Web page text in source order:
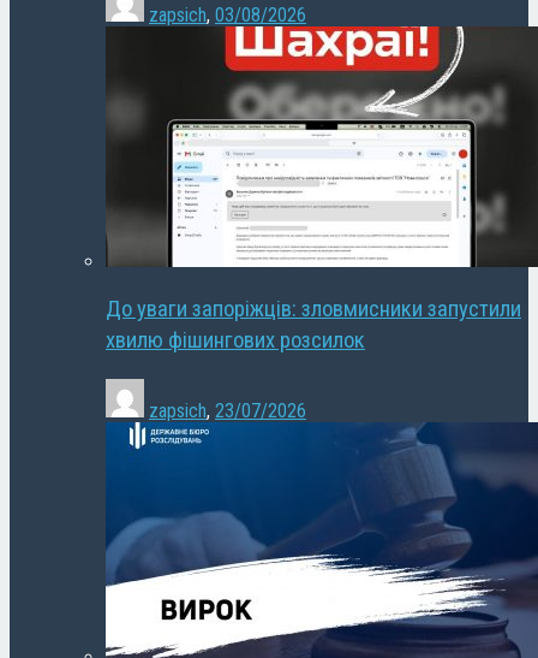
zapsich, 03/08/2026
До уваги запоріжців: зловмисники запустили
хвилю фішингових розсилок
zapsich, 23/07/2026